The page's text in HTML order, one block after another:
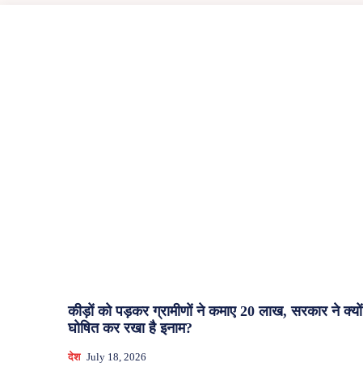
कीड़ों को पड़कर ग्रामीणों ने कमाए 20 लाख, सरकार ने क्यों
घोषित कर रखा है इनाम?
देश July 18, 2026